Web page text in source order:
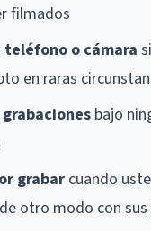
filmados
teléfono o cámara
en raras
bajo
grabarcuando
otro modo con sus